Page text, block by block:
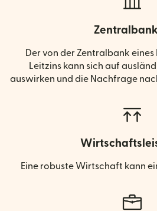
Der von der Zentralbank
Leitzins kann sich auf
auswirken und die Nachfrage
Eine robuste Wirtschaft kann